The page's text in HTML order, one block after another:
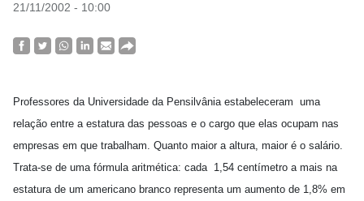
21/11/2002 - 10:00
Professores da Universidade da Pensilvânia estabeleceram uma
relação entre a estatura das pessoas e o cargo que elas ocupam nas
empresas em que trabalham. Quanto maior a altura, maior é o salário.
Trata-se de uma fórmula aritmética: cada 1,54 centímetro a mais na
estatura de um americano branco representa um aumento de 1,8% em